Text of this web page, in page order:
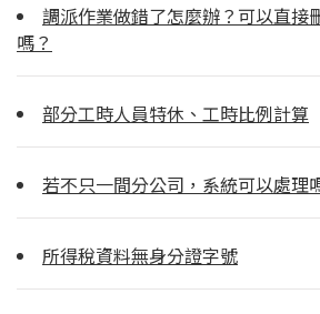
調派作業做錯了怎麼辦？可以直接
嗎？
部分工時人員特休、工時比例計算
若不只一間分公司，系統可以處理
所得稅資料無身分證字號